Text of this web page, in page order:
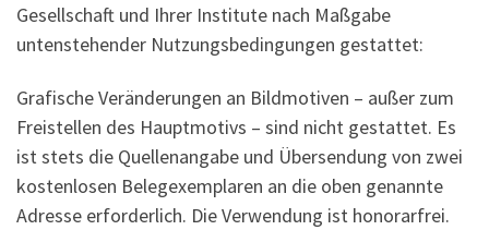
Gesellschaft und Ihrer Institute nach Maßgabe
untenstehender Nutzungsbedingungen gestattet:
Grafische Veränderungen an Bildmotiven – außer zum
Freistellen des Hauptmotivs – sind nicht gestattet. Es
ist stets die Quellenangabe und Übersendung von zwei
kostenlosen Belegexemplaren an die oben genannte
Adresse erforderlich. Die Verwendung ist honorarfrei.